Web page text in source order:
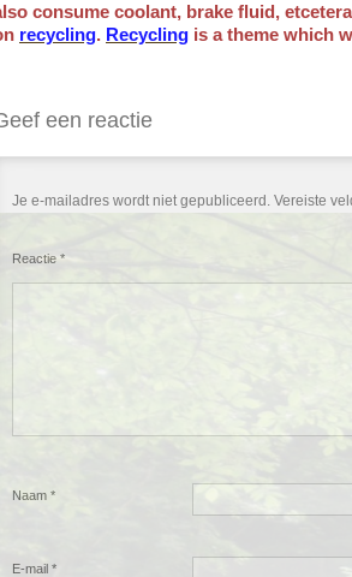
consume coolant, brake fluid,
recycling. Recycling is a theme which
een reactie
Je e-mailadres wordt niet gepubliceerd. Vereiste
Reactie *
Naam *
E-mail *